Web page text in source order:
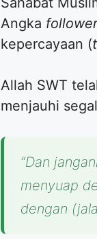
Angka
kepercayaan (
​Allah SWT
menjauhi
“Dan
menyuap
dengan